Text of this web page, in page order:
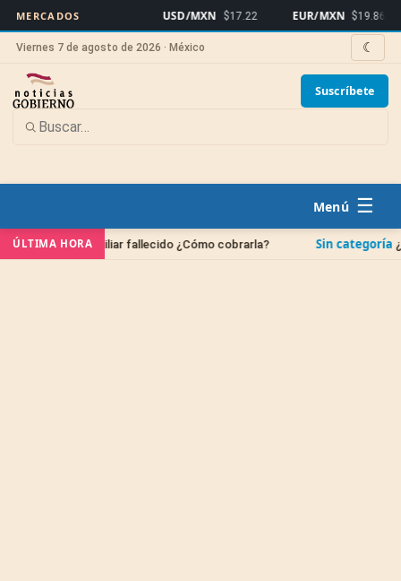
MERCADOS USD/MXN $17.22 EUR/MXN $19.86
Viernes 7 de agosto de 2026 · México ☾
Suscríbete
☰
ÚLTIMA HORA
familiar fallecido ¿Cómo cobrarla? Sin categoría¿Cuándo se